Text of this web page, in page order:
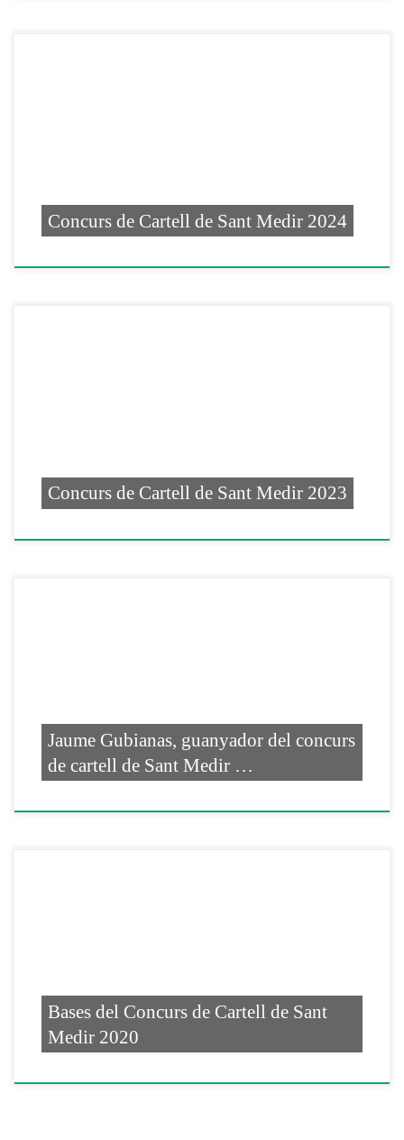
Concurs de Cartell de Sant Medir 2024
Concurs de Cartell de Sant Medir 2023
Jaume Gubianas, guanyador del concurs
de cartell de Sant Medir …
Bases del Concurs de Cartell de Sant
Medir 2020